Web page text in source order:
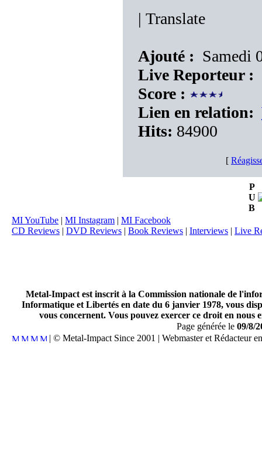
| Translate
Ajouté : Samedi
Live Reporteur :
Score :
Lien en relation:
Hits: 84900
[
P
U
B
MI YouTube | MI Instagram | MI Facebook
CD Reviews | DVD Reviews | Book Reviews | Interviews | Live
Metal-Impact est inscrit à la Commission nationale de
Informatique et Libertés en date du 6 janvier 1978, vous
vous concernent. Vous pouvez exercer ce droit en
Page générée le 09/8/
| © Metal-Impact Since 2001 | Webmaster et Rédacteur